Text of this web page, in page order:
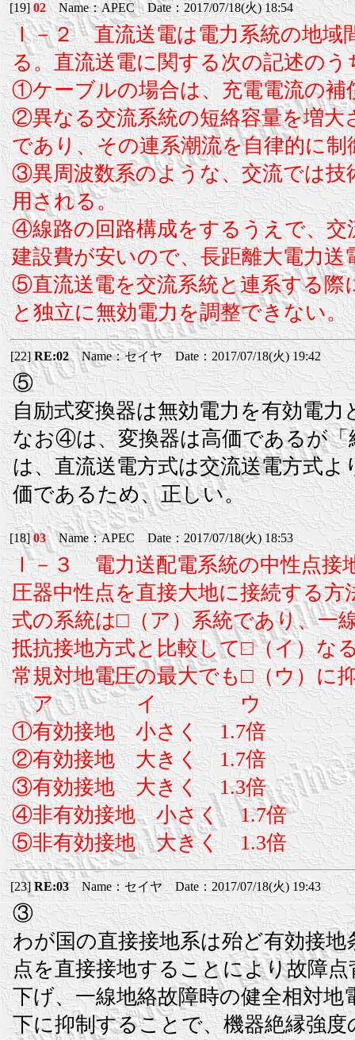
[19]02Name：APEC Date：2017/07/18(火) 18:54
Ⅰ－２ 直流送電は電力系統の地域
る。直流送電に関する次の記述の
①ケーブルの場合は、充電電流の補
②異なる交流系統の短絡容量を増大
であり、その連系潮流を自律的に制
③異周波数系のような、交流では技
用される。
④線路の回路構成をするうえで、交
建設費が安いので、長距離大電力送
⑤直流送電を交流系統と連系する際
と独立に無効電力を調整できない。
[22]RE:02Name：セイヤ Date：2017/07/18(火) 19:42
⑤
自励式変換器は無効電力を有効電力
なお④は、変換器は高価であるが
は、直流送電方式は交流送電方式
価であるため、正しい。
[18]03Name：APEC Date：2017/07/18(火) 18:53
Ⅰ－３ 電力送配電系統の中性点接
圧器中性点を直接大地に接続する
式の系統は□（ア）系統であり、一
抵抗接地方式と比較して□（イ）な
常規対地電圧の最大でも□（ウ）に
ア イ ウ
①有効接地 小さく 1.7倍
②有効接地 大きく 1.7倍
③有効接地 大きく 1.3倍
④非有効接地 小さく 1.7倍
⑤非有効接地 大きく 1.3倍
[23]RE:03Name：セイヤ Date：2017/07/18(火) 19:43
③
わが国の直接接地系は殆ど有効接
点を直接接地することにより故障
下げ、一線地絡故障時の健全相対地
下に抑制することで、機器絶縁強